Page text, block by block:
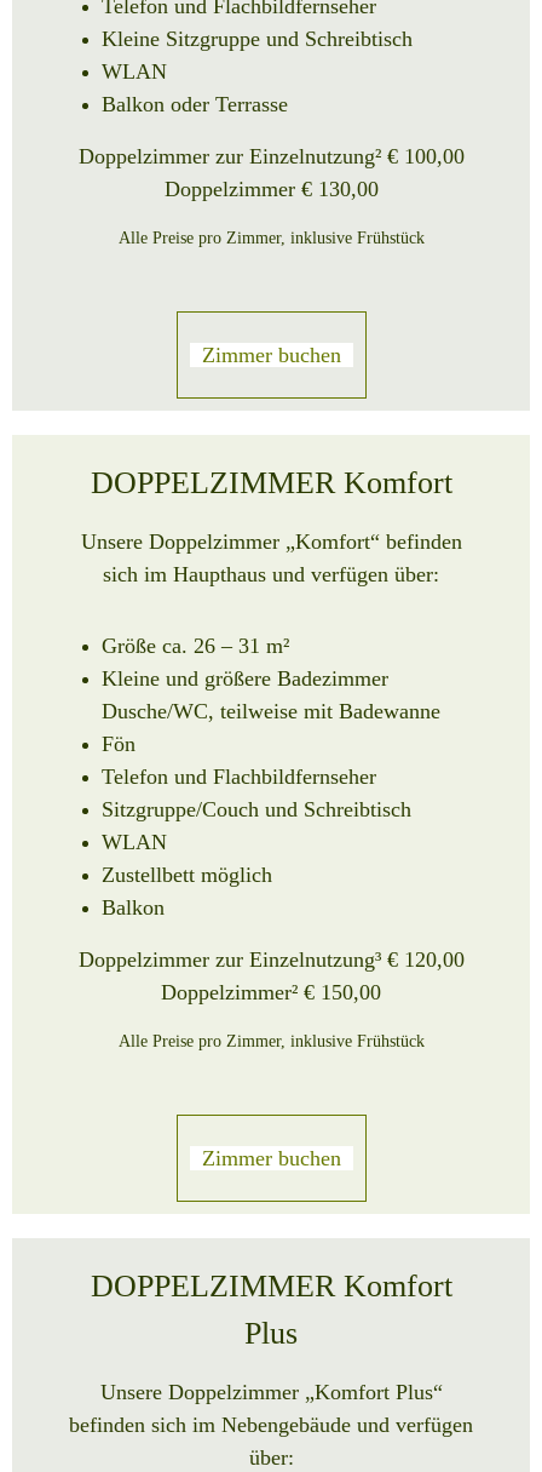
Telefon und Flachbildfernseher
Kleine Sitzgruppe und Schreibtisch
WLAN
Balkon oder Terrasse
Doppelzimmer zur Einzelnutzung² € 100,00
Doppelzimmer € 130,00
Alle Preise pro Zimmer, inklusive Frühstück
Zimmer buchen
DOPPELZIMMER Komfort
Unsere Doppelzimmer „Komfort“ befinden
sich im Haupthaus und verfügen über:
Größe ca. 26 – 31 m²
Kleine und größere Badezimmer
Dusche/WC, teilweise mit Badewanne
Fön
Telefon und Flachbildfernseher
Sitzgruppe/Couch und Schreibtisch
WLAN
Zustellbett möglich
Balkon
Doppelzimmer zur Einzelnutzung³ € 120,00
Doppelzimmer² € 150,00
Alle Preise pro Zimmer, inklusive Frühstück
Zimmer buchen
DOPPELZIMMER Komfort
Plus
Unsere Doppelzimmer „Komfort Plus“
befinden sich im Nebengebäude und verfügen
über: